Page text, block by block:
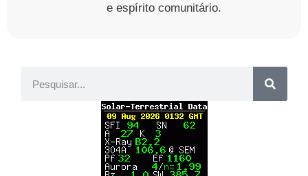
e espírito comunitário.